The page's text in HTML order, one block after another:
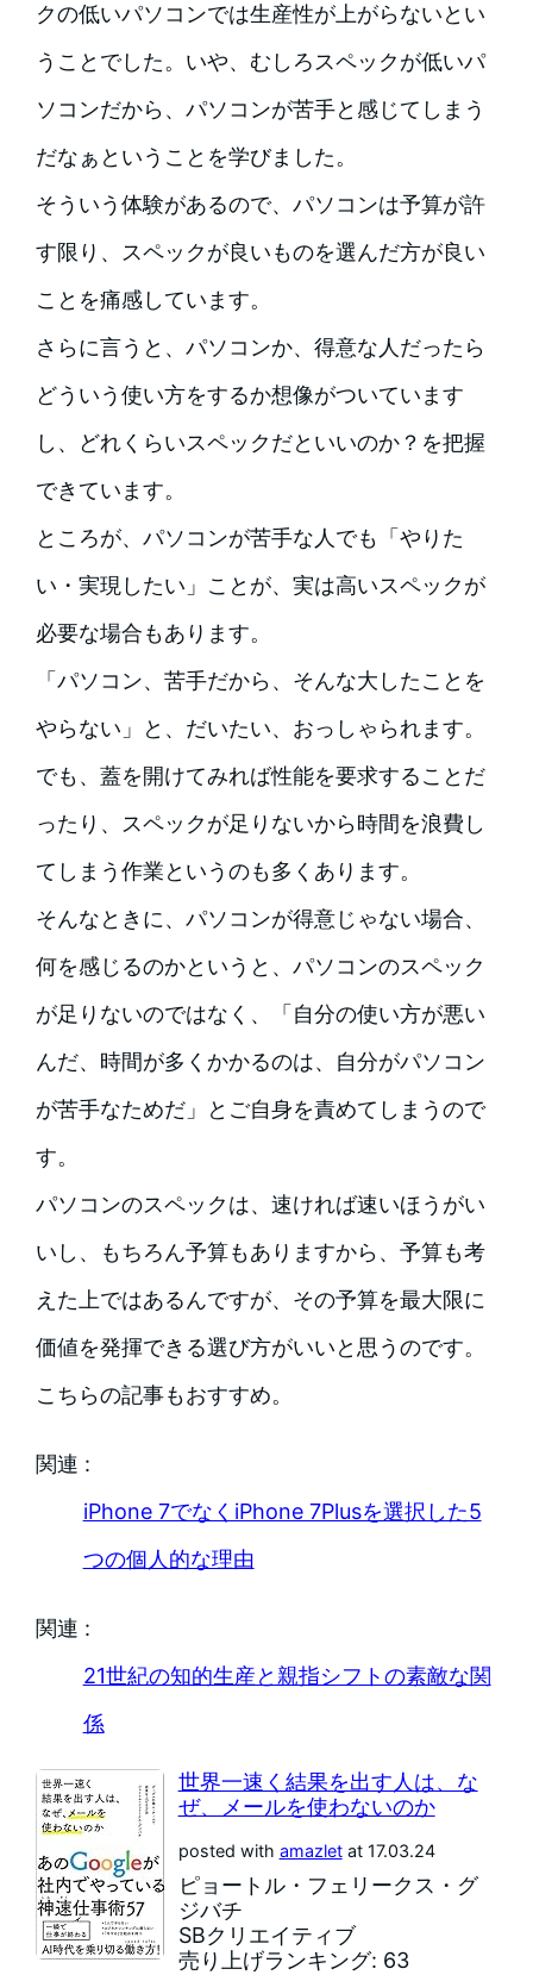
クの低いパソコンでは生産性が上がらないとい
うことでした。いや、むしろスペックが低いパ
ソコンだから、パソコンが苦手と感じてしまう
だなぁということを学びました。
そういう体験があるので、パソコンは予算が許
す限り、スペックが良いものを選んだ方が良い
ことを痛感しています。
さらに言うと、パソコンか、得意な人だったら
どういう使い方をするか想像がついています
し、どれくらいスペックだといいのか？を把握
できています。
ところが、パソコンが苦手な人でも「やりた
い・実現したい」ことが、実は高いスペックが
必要な場合もあります。
「パソコン、苦手だから、そんな大したことを
やらない」と、だいたい、おっしゃられます。
でも、蓋を開けてみれば性能を要求することだ
ったり、スペックが足りないから時間を浪費し
てしまう作業というのも多くあります。
そんなときに、パソコンが得意じゃない場合、
何を感じるのかというと、パソコンのスペック
が足りないのではなく、「自分の使い方が悪い
んだ、時間が多くかかるのは、自分がパソコン
が苦手なためだ」とご自身を責めてしまうので
す。
パソコンのスペックは、速ければ速いほうがい
いし、もちろん予算もありますから、予算も考
えた上ではあるんですが、その予算を最大限に
価値を発揮できる選び方がいいと思うのです。
こちらの記事もおすすめ。
関連 :
iPhone 7でなくiPhone 7Plusを選択した5
つの個人的な理由
関連 :
21世紀の知的生産と親指シフトの素敵な関
係
世界一速く結果を出す人は、な
ぜ、メールを使わないのか
posted with amazletat 17.03.24
ピョートル・フェリークス・グ
ジバチ
SBクリエイティブ
売り上げランキング: 63